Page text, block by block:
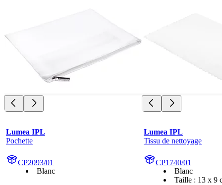
Lumea IPL
Pochette
CP2093/01
Blanc
Lumea IPL
Tissu de nettoyage
CP1740/01
Blanc
Taille : 13 x 9